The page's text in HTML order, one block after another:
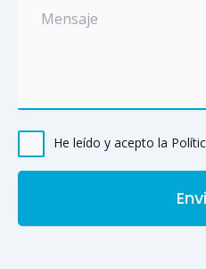
He leído y acepto la